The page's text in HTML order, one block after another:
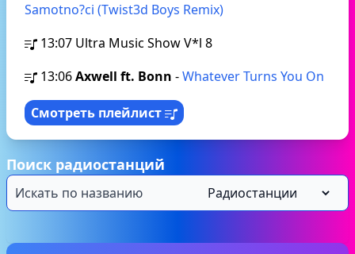
Samotno?ci (Twist3d Boys Remix)
13:07 Ultra Music Show V*l 8
13:06Axwell ft. Bonn -Whatever Turns You On
Смотреть плейлист
Поиск радиостанций